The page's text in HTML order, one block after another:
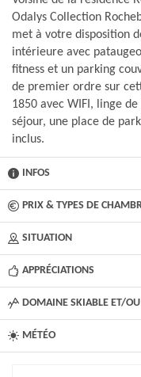
Odalys Collection
met à votre disposition
intérieure avec
fitness et un parking
de premier ordre sur
1850 avec WIFI, linge
séjour, une place de
inclus.
INFOS
PRIX & TYPES DE
SITUATION
APPRÉCIATIONS
DOMAINE SKIABLE ET/OU
MÉTÉO